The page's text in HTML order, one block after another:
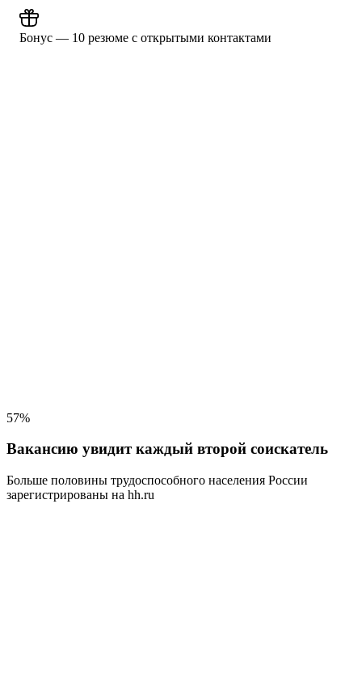
Бонус — 10 резюме с открытыми контактами
57%
Вакансию увидит каждый второй соискатель
Больше половины трудоспособного населения России
зарегистрированы на hh.ru